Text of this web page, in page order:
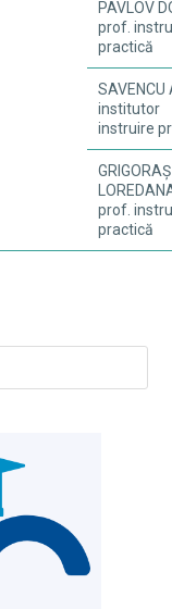
PAVLOV
prof.
practică
SAVENCU
institutor
instruire
GRIGORAȘ
prof.
practică